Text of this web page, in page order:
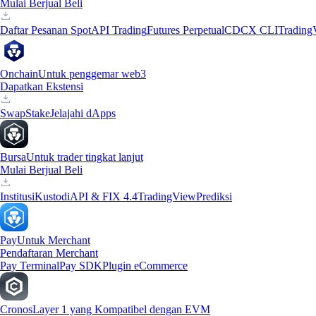
Mulai Berjual Beli
Daftar Pesanan SpotAPI TradingFutures PerpetualCDCX CLI
OnchainUntuk penggemar web3
Dapatkan Ekstensi
SwapStakeJelajahi dApps
BursaUntuk trader tingkat lanjut
Mulai Berjual Beli
InstitusiKustodiAPI & FIX 4.4TradingViewPrediksi
PayUntuk Merchant
Pendaftaran Merchant
Pay TerminalPay SDKPlugin eCommerce
CronosLayer 1 yang Kompatibel dengan EVM